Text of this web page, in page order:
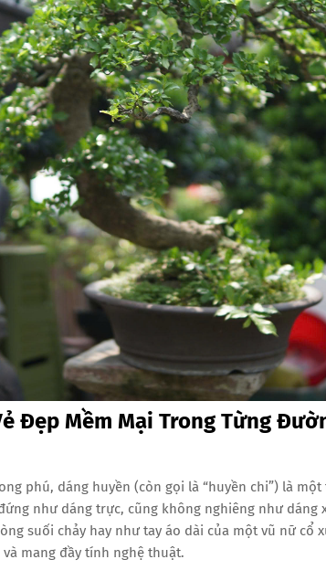
Đẹp Mềm Mại Trong Từng
phú, dáng huyền (còn gọi là “huyền chi”) là
như dáng trực, cũng không nghiêng như dáng
suối chảy hay như tay áo dài của một vũ nữ cổ
mang đầy tính nghệ thuật.